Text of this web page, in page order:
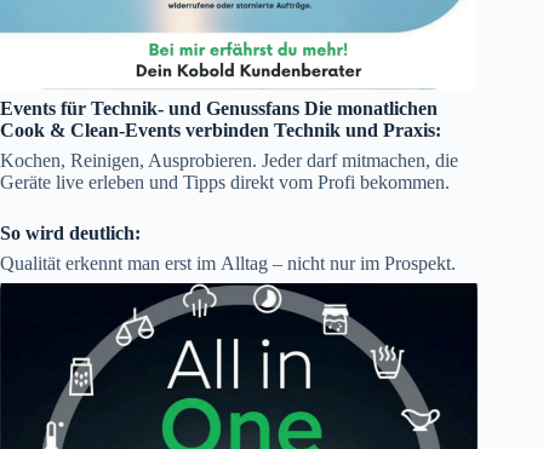
Events für Technik- und Genussfans Die monatlichen
Cook & Clean-Events verbinden Technik und Praxis:
Kochen, Reinigen, Ausprobieren. Jeder darf mitmachen, die
Geräte live erleben und Tipps direkt vom Profi bekommen.
So wird deutlich:
Qualität erkennt man erst im Alltag – nicht nur im Prospekt.